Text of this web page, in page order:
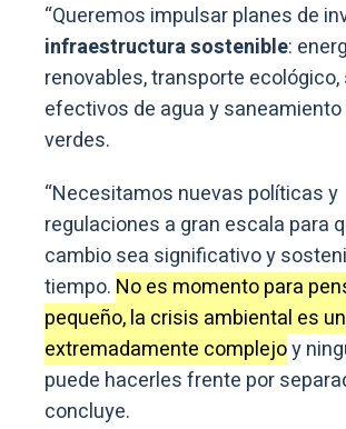
“Queremos impulsar planes de
infraestructura sostenible:
renovables, transporte
efectivos de agua y saneamiento
verdes.
“Necesitamos nuevas políticas y
regulaciones a gran escala para
cambio sea significativo y
tiempo. No es momento para
pequeño, la crisis ambiental es
extremadamente complejoy
puede hacerles frente por
concluye.